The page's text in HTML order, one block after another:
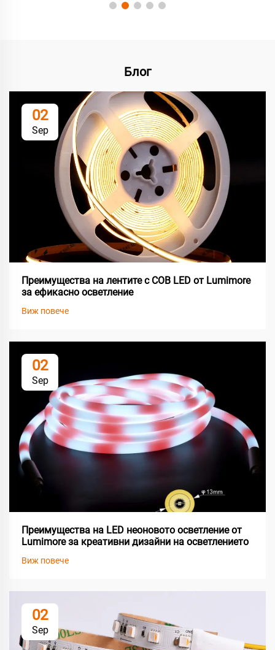
Блог
02
Sep
Преимущества на лентите с COB LED от Lumimore
за ефикасно осветление
Виж повече
02
Sep
Преимущества на LED неоновото осветление от
Lumimore за креативни дизайни на осветлението
Виж повече
02
Sep